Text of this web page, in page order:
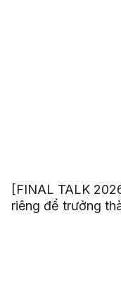
[FINAL TALK
riêng để trưởng